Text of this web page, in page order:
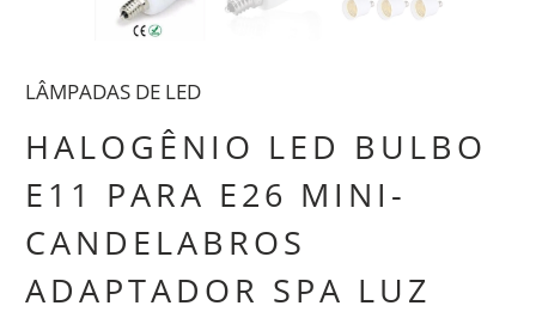
LÂMPADAS DE LED
HALOGÊNIO LED BULBO
E11 PARA E26 MINI-
CANDELABROS
ADAPTADOR SPA LUZ